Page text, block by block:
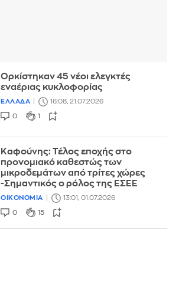
Ορκίστηκαν 45 νέοι ελεγκτές
εναέριας κυκλοφορίας
ΕΛΛΑΔΑ 16:08, 21.07.2026
0 1
Καφούνης: Τέλος εποχής στο
προνομιακό καθεστώς των
μικροδεμάτων από τρίτες χώρες
-Σημαντικός ο ρόλος της ΕΣΕΕ
ΟΙΚΟΝΟΜΙΑ 13:01, 01.07.2026
0 15